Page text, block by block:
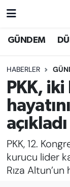
GÜNDEM
HABERLER
PKK,
açıkladı
PKK, 12.
kurucu lider
Rıza
DÜNYA
EKONOMİ
EMEK
YENİ
FAYDALI
Nöbetçi
Hava
İstanbul
Trafik
Süper Lig
Tüm